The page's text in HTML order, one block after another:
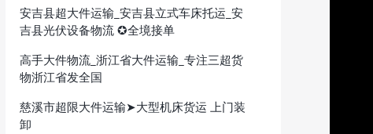
安吉县超大件运输_安吉县立式车床托运_安
吉县光伏设备物流 ✪全境接单
高手大件物流_浙江省大件运输_专注三超货
物浙江省发全国
慈溪市超限大件运输➤大型机床货运 上门装
卸